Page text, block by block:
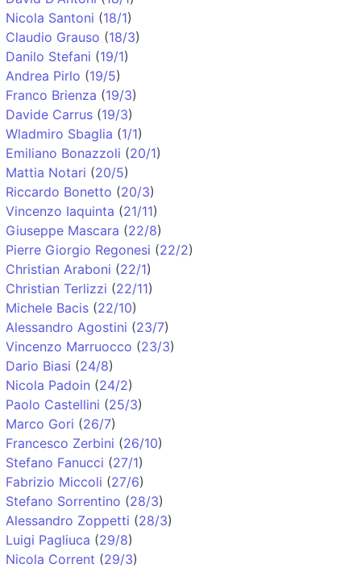
Nicola Santoni (18/1)
Claudio Grauso (18/3)
Danilo Stefani (19/1)
Andrea Pirlo (19/5)
Franco Brienza (19/3)
Davide Carrus (19/3)
Wladmiro Sbaglia (1/1)
Emiliano Bonazzoli (20/1)
Mattia Notari (20/5)
Riccardo Bonetto (20/3)
Vincenzo Iaquinta (21/11)
Giuseppe Mascara (22/8)
Pierre Giorgio Regonesi (22/2)
Christian Araboni (22/1)
Christian Terlizzi (22/11)
Michele Bacis (22/10)
Alessandro Agostini (23/7)
Vincenzo Marruocco (23/3)
Dario Biasi (24/8)
Nicola Padoin (24/2)
Paolo Castellini (25/3)
Marco Gori (26/7)
Francesco Zerbini (26/10)
Stefano Fanucci (27/1)
Fabrizio Miccoli (27/6)
Stefano Sorrentino (28/3)
Alessandro Zoppetti (28/3)
Luigi Pagliuca (29/8)
Nicola Corrent (29/3)